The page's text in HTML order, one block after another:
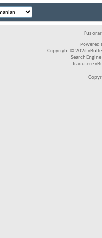
Fus
Powered
Copyright © 2026
Search
Traducere